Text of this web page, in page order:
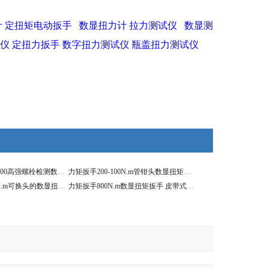
定扭矩电动扳手 数显扭力计 拉力测试仪
数显测
定扭力扳手 数字扭力测试仪 瓶盖扭力测试仪
扭力扳手SGSX-1000高强螺栓检测数显扭矩扳手价格
力矩扳手200-100N.m管钳头数显扭矩扳手 扭力工具
力矩扳手100-500N.m可换头的数显扭矩扳手（皮带头）
力矩扳手800N.m数显扭矩扳手 皮带式扭力扳手价格